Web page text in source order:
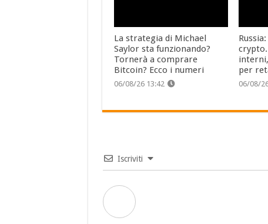
La strategia di Michael
Saylor sta funzionando?
Tornerà a comprare
Bitcoin? Ecco i numeri
06/08/26 13:42
per
06/08/
Iscriviti